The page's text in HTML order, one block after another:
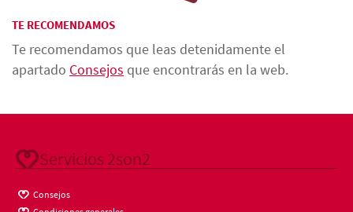
TE RECOMENDAMOS
Te recomendamos que leas detenidamente el
apartado Consejos que encontrarás en la web.
Servicios 2son2
Consejos